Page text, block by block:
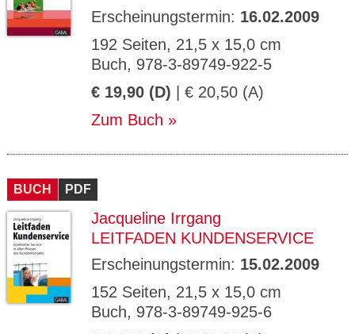
Erscheinungstermin: 16.02.2009
192 Seiten, 21,5 x 15,0 cm
Buch, 978-3-89749-922-5
€ 19,90 (D) | € 20,50 (A)
Zum Buch
BUCH PDF
Jacqueline Irrgang
LEITFADEN KUNDENSERVICE
Erscheinungstermin: 15.02.2009
152 Seiten, 21,5 x 15,0 cm
Buch, 978-3-89749-925-6